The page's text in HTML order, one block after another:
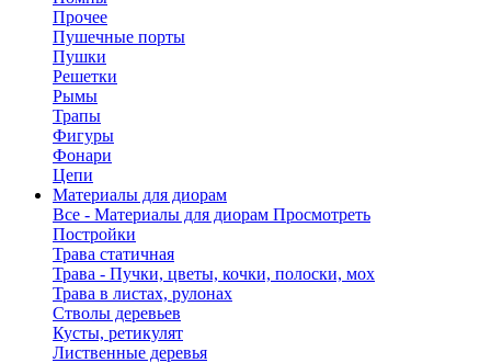
Прочее
Пушечные порты
Пушки
Решетки
Рымы
Трапы
Фигуры
Фонари
Цепи
Материалы для диорам
Все - Материалы для диорам Просмотреть
Постройки
Трава статичная
Трава - Пучки, цветы, кочки, полоски, мох
Трава в листах, рулонах
Стволы деревьев
Кусты, ретикулят
Лиственные деревья